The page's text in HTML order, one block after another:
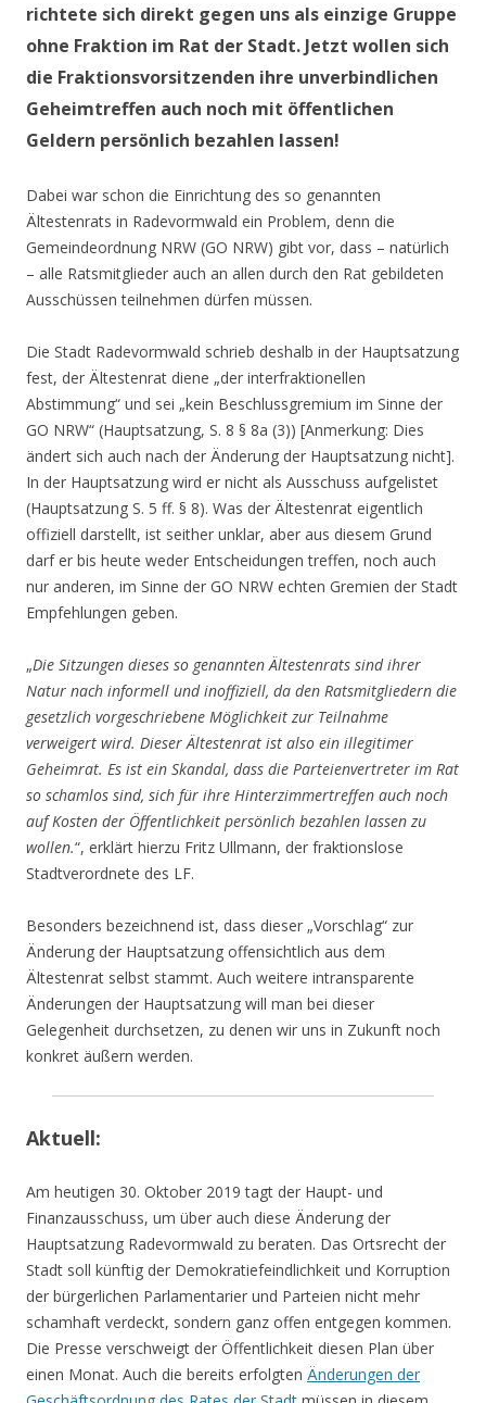
richtete sich direkt gegen uns als einzige Gruppe
ohne Fraktion im Rat der Stadt. Jetzt wollen sich
die Fraktionsvorsitzenden ihre unverbindlichen
Geheimtreffen auch noch mit öffentlichen
Geldern persönlich bezahlen lassen!
Dabei war schon die Einrichtung des so genannten
Ältestenrats in Radevormwald ein Problem, denn die
Gemeindeordnung NRW (GO NRW) gibt vor, dass – natürlich
– alle Ratsmitglieder auch an allen durch den Rat gebildeten
Ausschüssen teilnehmen dürfen müssen.
Die Stadt Radevormwald schrieb deshalb in der Hauptsatzung
fest, der Ältestenrat diene „der interfraktionellen
Abstimmung“ und sei „kein Beschlussgremium im Sinne der
GO NRW“ (Hauptsatzung, S. 8 § 8a (3)) [Anmerkung: Dies
ändert sich auch nach der Änderung der Hauptsatzung nicht].
In der Hauptsatzung wird er nicht als Ausschuss aufgelistet
(Hauptsatzung S. 5 ff. § 8). Was der Ältestenrat eigentlich
offiziell darstellt, ist seither unklar, aber aus diesem Grund
darf er bis heute weder Entscheidungen treffen, noch auch
nur anderen, im Sinne der GO NRW echten Gremien der Stadt
Empfehlungen geben.
„Die Sitzungen dieses so genannten Ältestenrats sind ihrer
Natur nach informell und inoffiziell, da den Ratsmitgliedern die
gesetzlich vorgeschriebene Möglichkeit zur Teilnahme
verweigert wird. Dieser Ältestenrat ist also ein illegitimer
Geheimrat. Es ist ein Skandal, dass die Parteienvertreter im Rat
so schamlos sind, sich für ihre Hinterzimmertreffen auch noch
auf Kosten der Öffentlichkeit persönlich bezahlen lassen zu
wollen.“, erklärt hierzu Fritz Ullmann, der fraktionslose
Stadtverordnete des LF.
Besonders bezeichnend ist, dass dieser „Vorschlag“ zur
Änderung der Hauptsatzung offensichtlich aus dem
Ältestenrat selbst stammt. Auch weitere intransparente
Änderungen der Hauptsatzung will man bei dieser
Gelegenheit durchsetzen, zu denen wir uns in Zukunft noch
konkret äußern werden.
Aktuell:
Am heutigen 30. Oktober 2019 tagt der Haupt- und
Finanzausschuss, um über auch diese Änderung der
Hauptsatzung Radevormwald zu beraten. Das Ortsrecht der
Stadt soll künftig der Demokratiefeindlichkeit und Korruption
der bürgerlichen Parlamentarier und Parteien nicht mehr
schamhaft verdeckt, sondern ganz offen entgegen kommen.
Die Presse verschweigt der Öffentlichkeit diesen Plan über
einen Monat. Auch die bereits erfolgten Änderungen der